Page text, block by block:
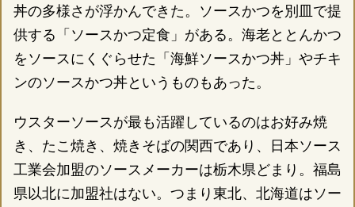
丼の多様さが浮かんできた。ソースかつを別皿で提
供する「ソースかつ定食」がある。海老ととんかつ
をソースにくぐらせた「海鮮ソースかつ丼」やチキ
ンのソースかつ丼というものもあった。
ウスターソースが最も活躍しているのはお好み焼
き、たこ焼き、焼きそばの関西であり、日本ソース
工業会加盟のソースメーカーは栃木県どまり。福島
県以北に加盟社はない。つまり東北、北海道はソー